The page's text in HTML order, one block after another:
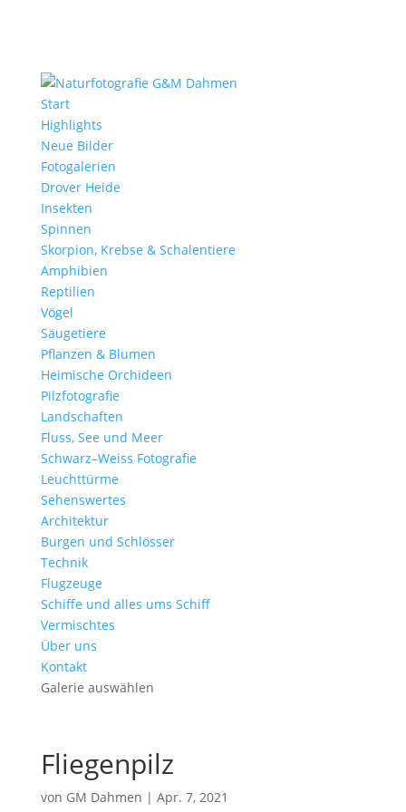
Start
Highlights
Neue Bilder
Fotogalerien
Drover Heide
Insekten
Spinnen
Skorpion, Krebse & Schalentiere
Amphibien
Reptilien
Vögel
Säugetiere
Pflanzen & Blumen
Heimische Orchideen
Pilzfotografie
Landschaften
Fluss, See und Meer
Schwarz–Weiss Fotografie
Leuchttürme
Sehenswertes
Architektur
Burgen und Schlösser
Technik
Flugzeuge
Schiffe und alles ums Schiff
Vermischtes
Über uns
Kontakt
Galerie auswählen
Fliegenpilz
von GM Dahmen | Apr. 7, 2021